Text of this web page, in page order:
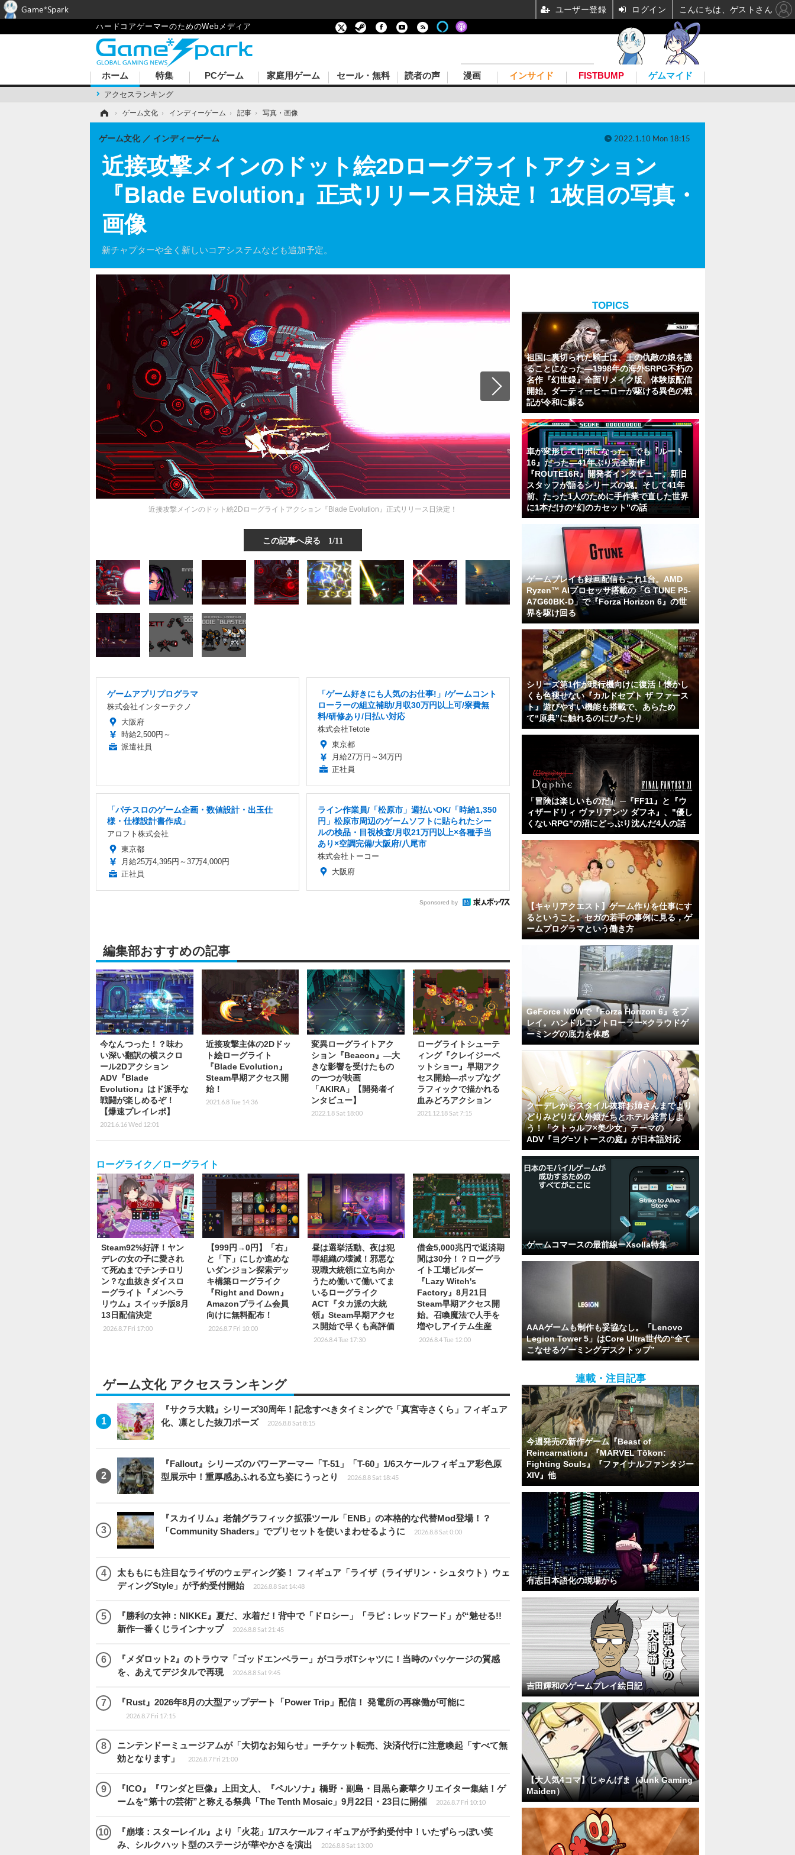
ハードコアゲーマーのためのWebメディア
ホーム
アクセスランキング
特集 PCゲーム 家庭用ゲーム セール・無料 読者の声 漫画 インサイド FISTBUMP ゲムマイド
› ゲーム文化 › インディーゲーム › 記事 › 写真・画像
近接攻撃メインのドット絵2Dローグライトアクション
『Blade Evolution』正式リリース日決定！ 1枚目の写真・
画像
新チャプターや全く新しいコアシステムなども追加予定。
ゲーム文化 インディーゲーム 2022.1.10 Mon 18:15
近接攻撃メインのドット絵2Dローグライトアクション『Blade Evolution』正式リリース日決定！
この記事へ戻る 1/11
ゲームアプリプログラマ
株式会社インターテクノ
大阪府
時給2,500円～
派遣社員
「ゲーム好きにも人気のお仕事!」/ゲームコント
ローラーの組立補助/月収30万円以上可/寮費無
料/研修あり/日払い対応
株式会社Tetote
東京都
月給27万円～34万円
正社員
「パチスロのゲーム企画・数値設計・出玉仕
様・仕様設計書作成」
アロフト株式会社
東京都
月給25万4,395円～37万4,000円
正社員
ライン作業員/「松原市」週払いOK/「時給1,350
円」松原市周辺のゲームソフトに貼られたシー
ルの検品・目視検査/月収21万円以上×各種手当
あり×空調完備/大阪府/八尾市
株式会社トーコー
大阪府
Sponsored by
編集部おすすめの記事
今なんつった！？味わ
い深い翻訳の横スクロ
ール2Dアクション
ADV『Blade
Evolution』はド派手な
戦闘が楽しめるぞ！
【爆速プレイレポ】
2021.6.16 Wed 12:01
近接攻撃主体の2Dドッ
ト絵ローグライト
『Blade Evolution』
Steam早期アクセス開
始！
2021.6.8 Tue 14:36
変異ローグライトアク
ション『Beacon』―大
きな影響を受けたもの
の一つが映画
「AKIRA」【開発者イ
ンタビュー】
2022.1.8 Sat 18:00
ローグライトシューテ
ィング『クレイジーペ
ットショー』早期アク
セス開始―ポップなグ
ラフィックで描かれる
血みどろアクション
2021.12.18 Sat 7:15
ローグライク／ローグライト
Steam92%好評！ヤン
デレの女の子に愛され
て死ぬまでチンチロリ
ン？な血抜きダイスロ
ーグライト『メンヘラ
リウム』スイッチ版8月
13日配信決定
2026.8.7 Fri 17:00
【999円→0円】「右」
と「下」にしか進めな
いダンジョン探索デッ
キ構築ローグライク
『Right and Down』
Amazonプライム会員
向けに無料配布！
2026.8.7 Fri 10:00
昼は選挙活動、夜は犯
罪組織の壊滅！邪悪な
現職大統領に立ち向か
うため働いて働いてま
いるローグライク
ACT『タカ派の大統
領』Steam早期アクセ
ス開始で早くも高評価
2026.8.4 Tue 17:30
借金5,000兆円で返済期
間は30分！？ローグラ
イト工場ビルダー
『Lazy Witch's
Factory』8月21日
Steam早期アクセス開
始。召喚魔法で人手を
増やしアイテム生産
2026.8.4 Tue 12:00
ゲーム文化 アクセスランキング
『サクラ大戦』シリーズ30周年！記念すべきタイミングで「真宮寺さくら」フィギュア
化、凛とした抜刀ポーズ
2026.8.8 Sat 8:15
『Fallout』シリーズのパワーアーマー「T-51」「T-60」1/6スケールフィギュア彩色原
型展示中！重厚感あふれる立ち姿にうっとり
2026.8.8 Sat 18:45
『スカイリム』老舗グラフィック拡張ツール「ENB」の本格的な代替Mod登場！？
「Community Shaders」でプリセットを使いまわせるように
2026.8.8 Sat 0:00
太ももにも注目なライザのウェディング姿！ フィギュア「ライザ（ライザリン・シュタウト）ウェ
ディングStyle」が予約受付開始
2026.8.8 Sat 14:48
『勝利の女神：NIKKE』夏だ、水着だ！背中で「ドロシー」「ラピ：レッドフード」が“魅せる!!
新作一番くじラインナップ
2026.8.8 Sat 21:45
『メダロット2』のトラウマ「ゴッドエンペラー」がコラボTシャツに！当時のパッケージの質感
を、あえてデジタルで再現
2026.8.8 Sat 9:45
『Rust』2026年8月の大型アップデート「Power Trip」配信！ 発電所の再稼働が可能に
2026.8.7 Fri 17:15
ニンテンドーミュージアムが「大切なお知らせ」ーチケット転売、決済代行に注意喚起「すべて無
効となります」
2026.8.7 Fri 21:00
『ICO』『ワンダと巨像』上田文人、『ペルソナ』橋野・副島・目黒ら豪華クリエイター集結！ゲ
ームを“第十の芸術”と称える祭典「The Tenth Mosaic」9月22日・23日に開催
2026.8.7 Fri 10:10
『崩壊：スターレイル』より「火花」1/7スケールフィギュアが予約受付中！いたずらっぽい笑
み、シルクハット型のステージが華やかさを演出
2026.8.8 Sat 13:00
TOPICS
祖国に裏切られた騎士は、王の仇敵の娘を護
ることになった―1998年の海外SRPG不朽の
名作『幻世録』全面リメイク版、体験版配信
開始。ダーティーヒーローが駆ける異色の戦
記が令和に蘇る
車が変形してロボになった、でも『ルート
16』だった―41年ぶり完全新作
『ROUTE16R』開発者インタビュー。新旧
スタッフが語るシリーズの魂。そして41年
前、たった1人のために手作業で直した世界
に1本だけの“幻のカセット”の話
ゲームプレイも録画配信もこれ1台。AMD
Ryzen™ AIプロセッサ搭載の「G TUNE P5-
A7G60BK-D」で『Forza Horizon 6』の世
界を駆け回る
シリーズ第1作が現行機向けに復活！懐かし
くも色褪せない『カルドセプト ザ ファース
ト』遊びやすい機能も搭載で、あらため
て“原典”に触れるのにぴったり
「冒険は楽しいものだ」 ─『FF11』と『ウ
ィザードリィ ヴァリアンツ ダフネ』、"優し
くないRPG"の沼にどっぷり沈んだ4人の話
【キャリアクエスト】ゲーム作りを仕事にす
るということ。セガの若手の事例に見る，ゲ
ームプログラマという働き方
GeForce NOWで『Forza Horizon 6』をプ
レイ。ハンドルコントローラー×クラウドゲ
ーミングの底力を体感
クーデレからスタイル抜群お姉さんまでより
どりみどりな人外娘たちとホテル経営しよ
う！「クトゥルフ×美少女」テーマの
ADV『ヨグ=ソトースの庭』が日本語対応
ゲームコマースの最前線ーXsolla特集
AAAゲームも制作も妥協なし。「Lenovo
Legion Tower 5」はCore Ultra世代の“全て
こなせるゲーミングデスクトップ”
連載・注目記事
今週発売の新作ゲーム『Beast of
Reincarnation』『MARVEL Tōkon:
Fighting Souls』『ファイナルファンタジー
XIV』他
有志日本語化の現場から
吉田輝和のゲームプレイ絵日記
【大人気4コマ】じゃんげま（Junk Gaming
Maiden）
Game*Spark ユーザー登録 ログイン こんにちは、ゲストさん